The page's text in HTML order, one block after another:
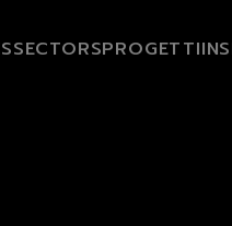
SECTORSPROGETTI